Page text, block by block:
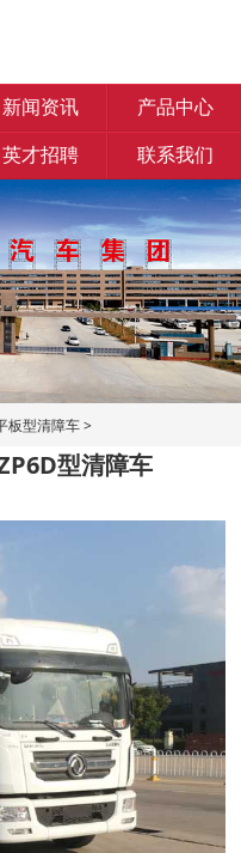
新闻资讯
产品中心
英才招聘 联系我们
板型清障车>
型清障车